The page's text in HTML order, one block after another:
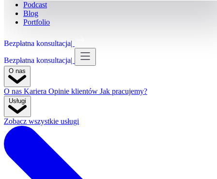
Podcast
Blog
Portfolio
Bezpłatna konsultacja
Bezpłatna konsultacja
O nas Kariera Opinie klientów Jak pracujemy?
Zobacz wszystkie usługi